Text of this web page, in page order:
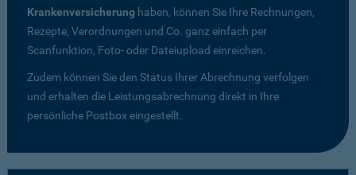
Krankenversicherung haben, können Sie Ihre Rechnungen,
Rezepte, Verordnungen und Co. ganz einfach per
Scanfunktion, Foto- oder Dateiupload einreichen.
Zudem können Sie den Status Ihrer Abrechnung verfolgen
und erhalten die Leistungsabrechnung direkt in Ihre
persönliche Postbox eingestellt.